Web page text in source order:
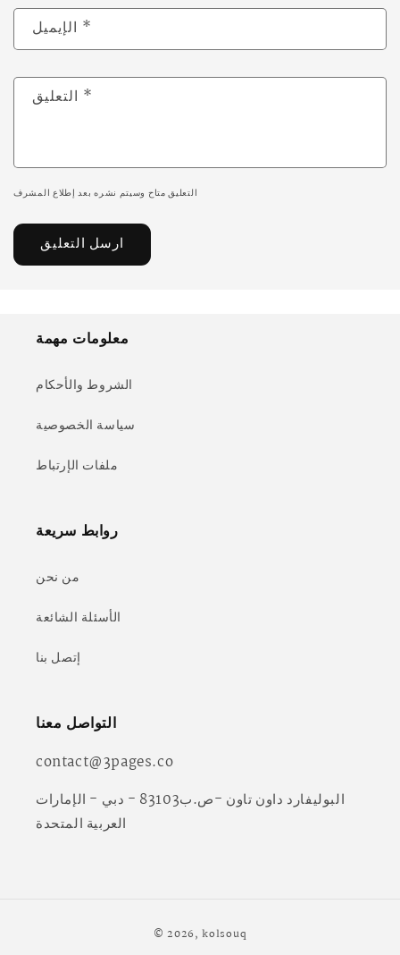
*
*
التعليق متاح وسيتم نشره بعد إطلاع المشرف
معلومات مهمة
الشروط والأحكام
سياسة الخصوصية
ملفات الإرتباط
روابط سريعة
من نحن
الأسئلة الشائعة
إتصل بنا
التواصل معنا
contact@3pages.co
البوليفارد داون تاون -ص.ب83103 - دبي - الإمارات
العربية المتحدة
طرق© 2026,kolsouq